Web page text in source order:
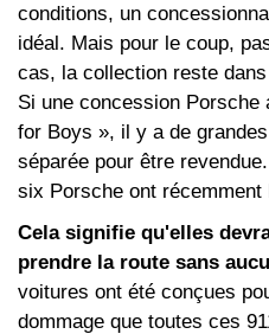
conditions, un
idéal. Mais pour le coup,
cas, la collection reste
Si une concession Porsche
for Boys », il y a de
séparée pour être
six Porsche ont
Cela signifie qu'elles
prendre la route sans
voitures ont été conçues
dommage que toutes ces